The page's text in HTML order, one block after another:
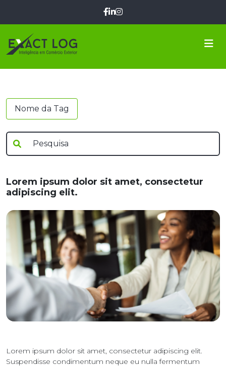
Nome da Tag
Lorem ipsum dolor sit amet, consectetur
adipiscing elit.
Lorem ipsum dolor sit amet, consectetur adipiscing elit.
Suspendisse condimentum neque eu nulla fermentum